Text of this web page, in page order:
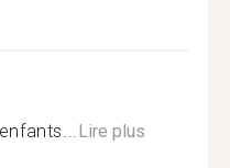
Lire plus